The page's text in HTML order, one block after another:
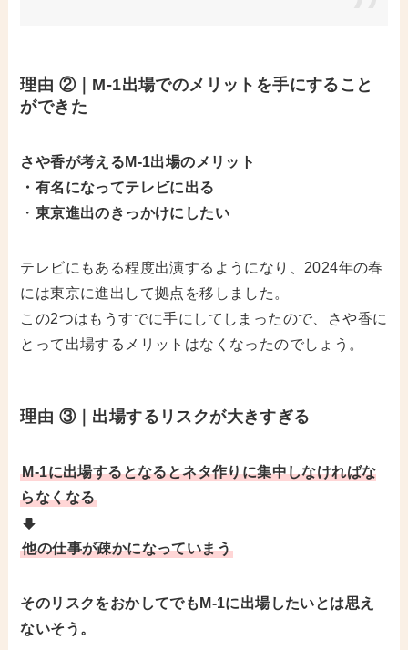
理由 ②｜M-1出場でのメリットを手にすること
ができた
さや香が考えるM-1出場のメリット
・有名になってテレビに出る
・ 東京進出のきっかけにしたい
テレビにもある程度出演するようになり、2024年の春
には東京に進出して拠点を移しました。
この2つはもうすでに手にしてしまったので、さや香に
とって出場するメリットはなくなったのでしょう。
理由 ③｜出場するリスクが大きすぎる
M-1に出場するとなるとネタ作りに集中しなければな
らなくなる
他の仕事が疎かになっていまう
そのリスクをおかしてでもM-1に出場したいとは思え
ないそう。